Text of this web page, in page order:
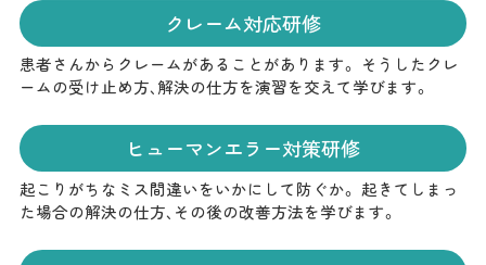
クレーム対応研修
患者さんからクレームがあることがあります。 そうしたクレ
ームの受け止め方、解決の仕方を演習を交えて学びます。
ヒューマンエラー対策研修
起こりがちなミス間違いをいかにして防ぐか。 起きてしまっ
た場合の解決の仕方、その後の改善方法を学びます。